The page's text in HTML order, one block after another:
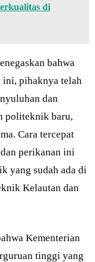
di
bahwa
pihaknya telah
dan
politeknik baru,
Cara tercepat
perikanan ini
yang sudah ada di
Kelautan dan
Kementerian
tinggi yang